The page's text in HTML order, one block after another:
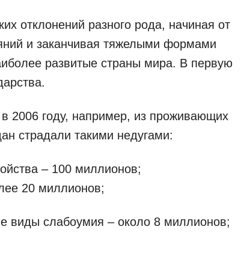
отклонений разного рода, начиная от
и заканчивая тяжелыми формами
развитые страны мира. В первую
году, например, из проживающих
страдали такими недугами:
– 100 миллионов;
20 миллионов;
виды слабоумия – около 8 миллионов;